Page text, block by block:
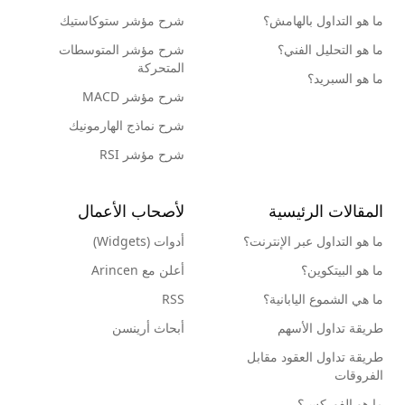
ما هو التداول بالهامش؟
ما هو التحليل الفني؟
ما هو السبريد؟
شرح مؤشر ستوكاستيك
شرح مؤشر المتوسطات
المتحركة
شرح مؤشر MACD
شرح نماذج الهارمونيك
شرح مؤشر RSI
المقالات الرئيسية
ما هو التداول عبر الإنترنت؟
ما هو البيتكوين؟
ما هي الشموع اليابانية؟
طريقة تداول الأسهم
طريقة تداول العقود مقابل
الفروقات
لأصحاب الأعمال
أدوات (Widgets)
أعلن مع Arincen
RSS
أبحاث أرينسن